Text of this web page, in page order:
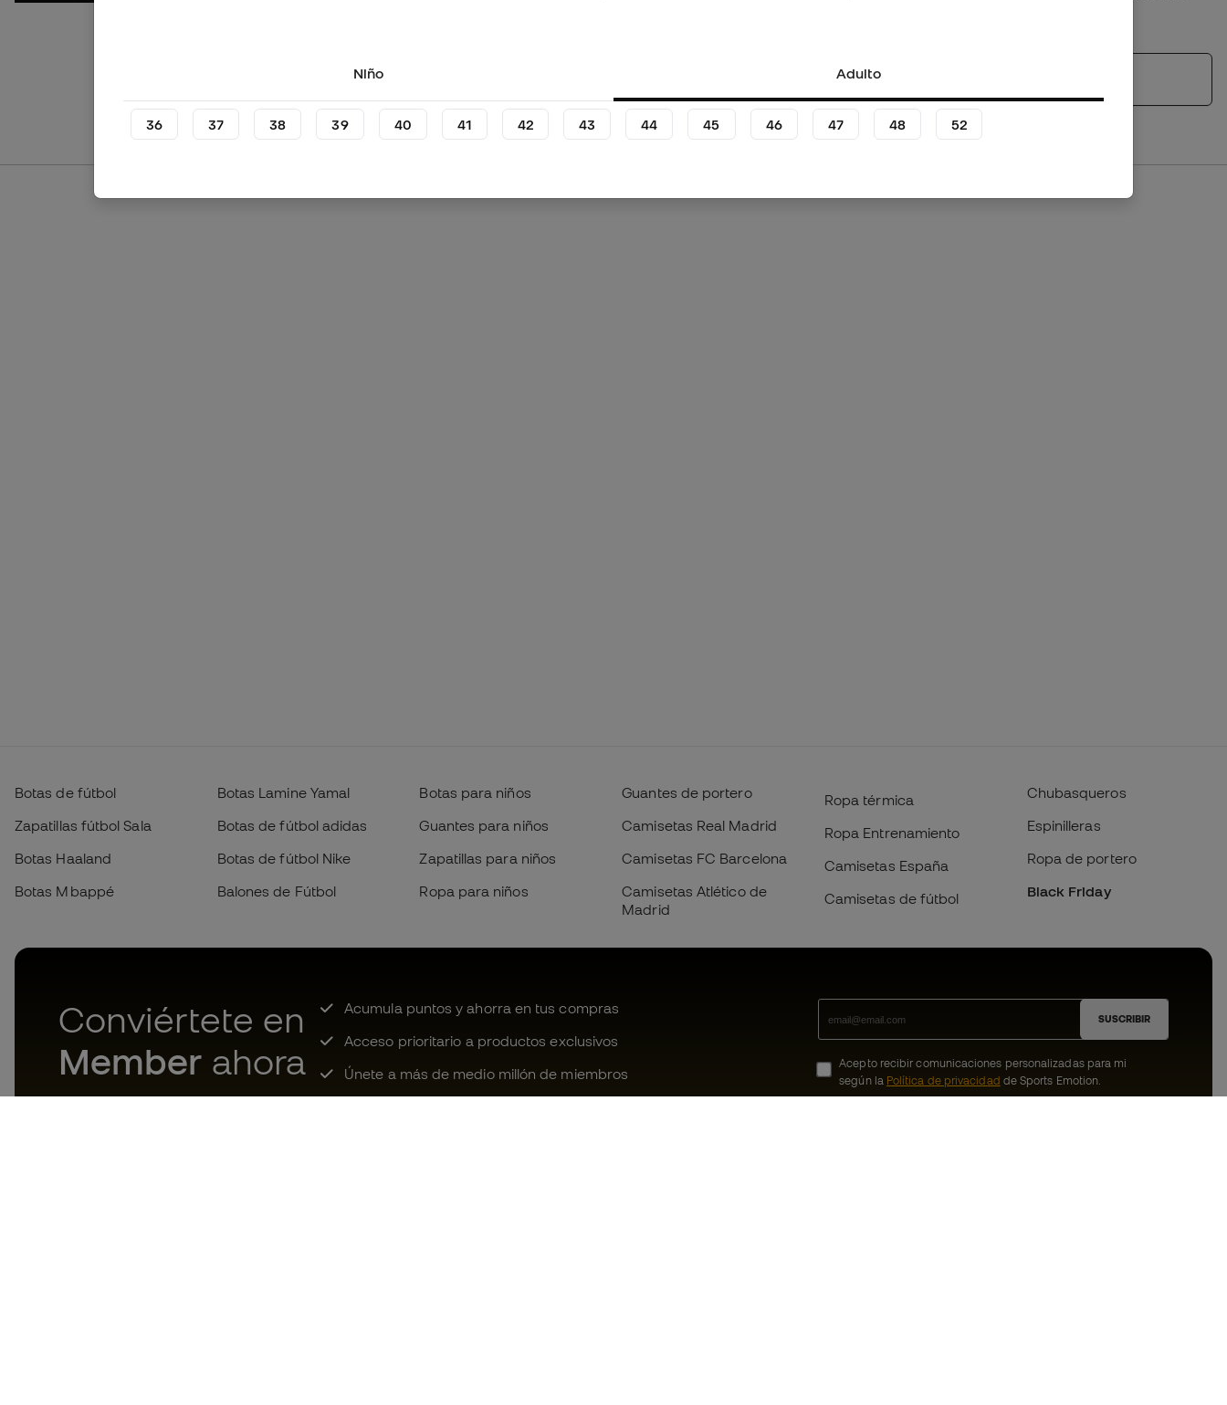
Botas de fútbol
Zapatillas fútbol Sala
Botas Haaland
Botas Mbappé
Botas Lamine Yamal
Botas de fútbol adidas
Botas de fútbol Nike
Balones de Fútbol
Botas para niños
Guantes para niños
Zapatillas para niños
Ropa para niños
Guantes de portero
Camisetas Real Madrid
Camisetas FC Barcelona
Camisetas Atlético de
Madrid
Ropa térmica
Ropa Entrenamiento
Camisetas España
Camisetas de fútbol
Chubasqueros
Espinilleras
Ropa de portero
Black Friday
Conviértete en
Member ahora
Acumula puntos y ahorra en tus compras
Acceso prioritario a productos exclusivos
Únete a más de medio millón de miembros
SUSCRIBIR
Acepto recibir comunicaciones personalizadas para mi
según la Política de privacidad de Sports Emotion.
Niño Adulto
36 37 38 39 40 41 42 43 44 45 46 47 48 52